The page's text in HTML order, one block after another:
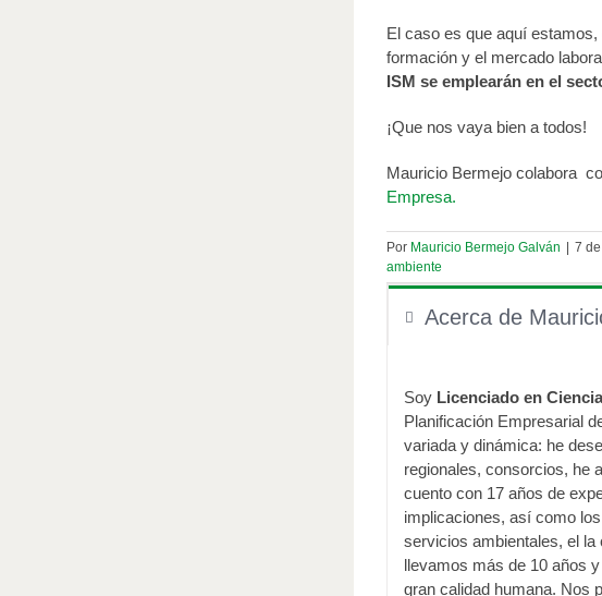
El caso es que aquí
formación y el mercado
ISM se emplearán en el
¡Que nos vaya bien a todos!
Mauricio Bermejo colabora
Empresa.
Por Mauricio Bermejo Galván 7
ambiente
Acerca de
Soy Licenciado en
Planificación Empresarial
variada y dinámica: he
regionales, consorcios, he
cuento con 17 años de
implicaciones, así como
servicios ambientales, el la
llevamos más de 10 años
gran calidad humana. Nos